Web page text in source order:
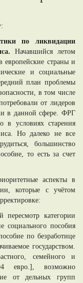
по ликвидации
Начавшийся летом
европейские страны и
и социальные
план проблемы
в том числе
от лидеров
в данной сфере. ФРГ
в условиях старения
Но далеко не все
большинство
то есть за счет
аспекты в
которые с учётом
категории
социального пособия
по безработице
государством.
семейного и
евро.], возможно
от дельных групп